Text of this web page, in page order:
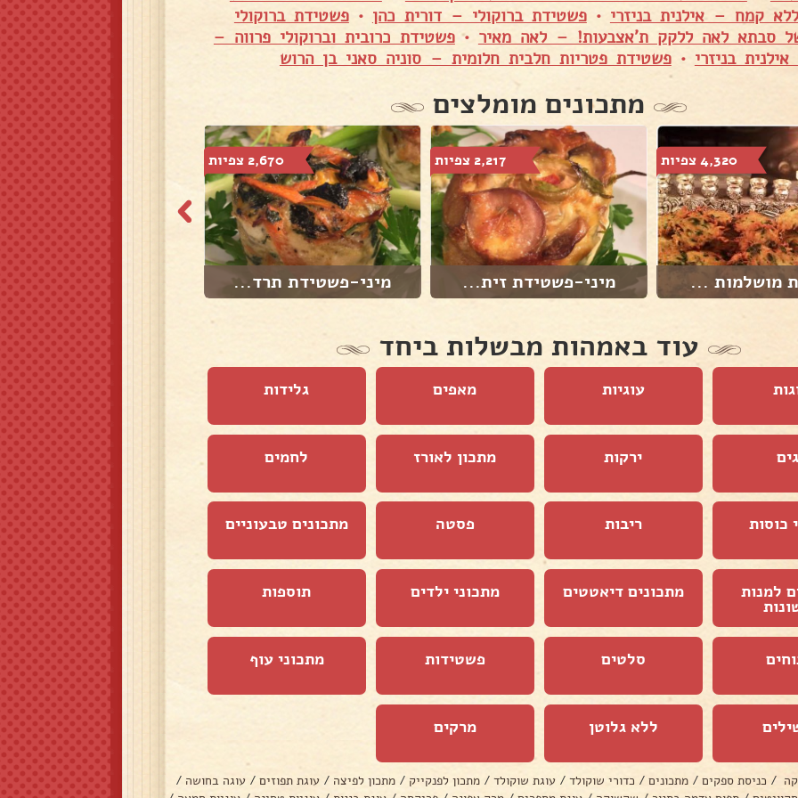
קמח – אילנית בניזרי •פשטידת ברוקולי – דורית כהן •פשטידת ברוקולי
של סבתא לאה ללקק ת'אצבעות! – לאה מאיר •פשטידת כרובית וברוקולי פרווה –
אילנית בניזרי •פשטידת פטריות חלבית חלומית – סוניה סאני בן הרוש
מתכונים מומלצים
4,320 צפיות
מושלמות ...
2,217 צפיות
מיני-פשטידת זית...
2,670 צפיות
מיני-פשטידת תרד...
עוד באמהות מבשלות ביחד
עוגיות מאפים גלידות
ירקות מתכון לאורז לחמים
כוסות ריבות פסטה מתכונים טבעוניים
למנות מתכונים דיאטטים מתכוני ילדים תוספות
סלטים פשטידות מתכוני עוף
ללא גלוטן מרקים
/ כניסת ספקים / מתכונים / כדורי שוקולד / עוגת שוקולד / מתכון לפנקייק / מתכון לפיצה / עוגת תפוזים / עוגה בחושה /